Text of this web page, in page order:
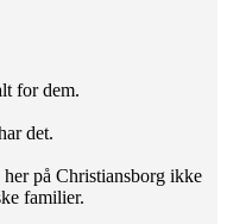
for dem.
det.
på Christiansborg ikke
familier.